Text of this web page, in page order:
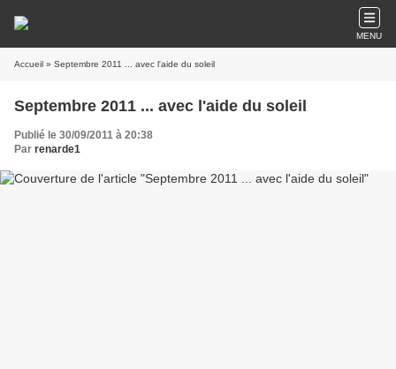
MENU
Accueil » Septembre 2011 ... avec l'aide du soleil
Septembre 2011 ... avec l'aide du soleil
Publié le 30/09/2011 à 20:38
Par renarde1